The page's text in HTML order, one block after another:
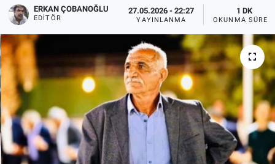
ERKAN ÇOBANOĞLU
EDITÖR
27.05.2026 - 22:27
YAYINLANMA
1 DK
OKUNMA SÜRESI